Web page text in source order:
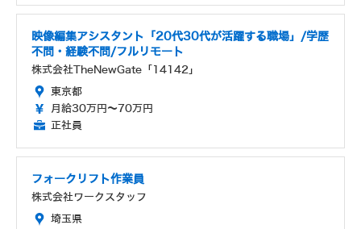
映像編集アシスタント「20代30代が活躍する職場」/学歴
不問・経験不問/フルリモート
株式会社TheNewGate「14142」
東京都
月給30万円～70万円
正社員
フォークリフト作業員
株式会社ワークスタッフ
埼玉県